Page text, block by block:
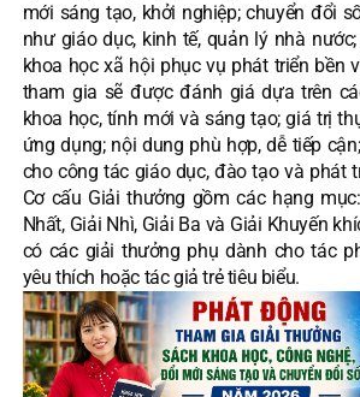
mới sáng tạo, khởi nghiệp; chuyển đổi
như giáo dục, kinh tế, quản lý nhà
khoa học xã hội phục vụ phát triển bền
tham gia sẽ được đánh giá dựa trên
khoa học, tính mới và sáng tạo; giá trị
ứng dụng; nội dung phù hợp, dễ tiếp
cho công tác giáo dục, đào tạo và phát
Cơ cấu Giải thưởng gồm các hạng
Nhất, Giải Nhì, Giải Ba và Giải Khuyến
có các giải thưởng phụ dành cho tác
yêu thích hoặc tác giả trẻ tiêu biểu.